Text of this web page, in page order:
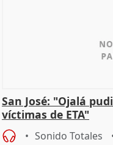
San José: "Ojalá
víctimas de ETA"
Sonido Totales